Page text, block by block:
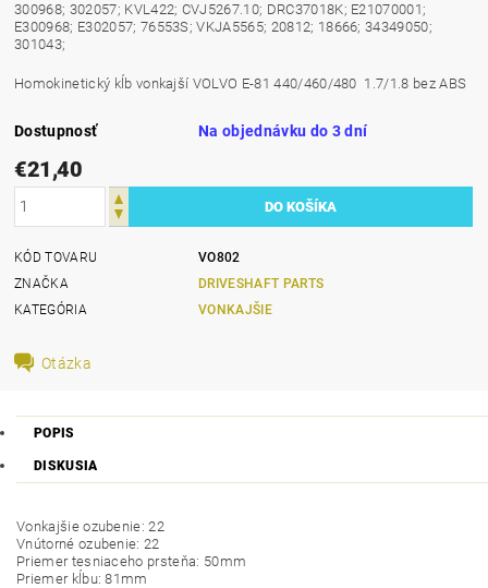
300968; 302057; KVL422; CVJ5267.10; DRC37018K; E21070001;
E300968; E302057; 76553S; VKJA5565; 20812; 18666; 34349050;
301043;
Homokinetický kĺb vonkajší VOLVO E-81 440/460/480 1.7/1.8 bez ABS
Dostupnosť Na objednávku do 3 dní
€21,40
KÓD TOVARU
VO802
ZNAČKA
DRIVESHAFT PARTS
KATEGÓRIA
VONKAJŠIE
Otázka
POPIS
DISKUSIA
Vonkajšie ozubenie: 22
Vnútorné ozubenie: 22
Priemer tesniaceho prsteňa: 50mm
Priemer kĺbu: 81mm